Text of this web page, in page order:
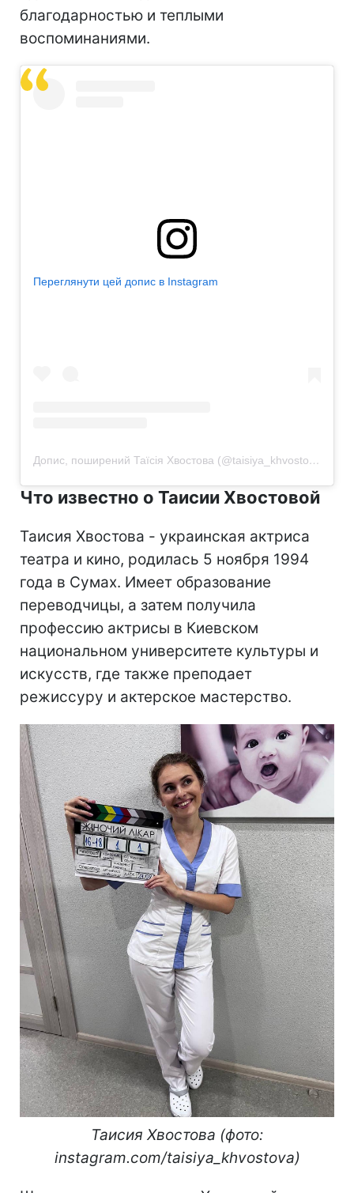
благодарностью и теплыми
воспоминаниями.
Переглянути цей допис в Instagram
Допис, поширений Таїсія Хвостова (@taisiya_khvostova)
Что известно о Таисии Хвостовой
Таисия Хвостова - украинская актриса
театра и кино, родилась 5 ноября 1994
года в Сумах. Имеет образование
переводчицы, а затем получила
профессию актрисы в Киевском
национальном университете культуры и
искусств, где также преподает
режиссуру и актерское мастерство.
Таисия Хвостова (фото:
instagram.com/taisiya_khvostova)